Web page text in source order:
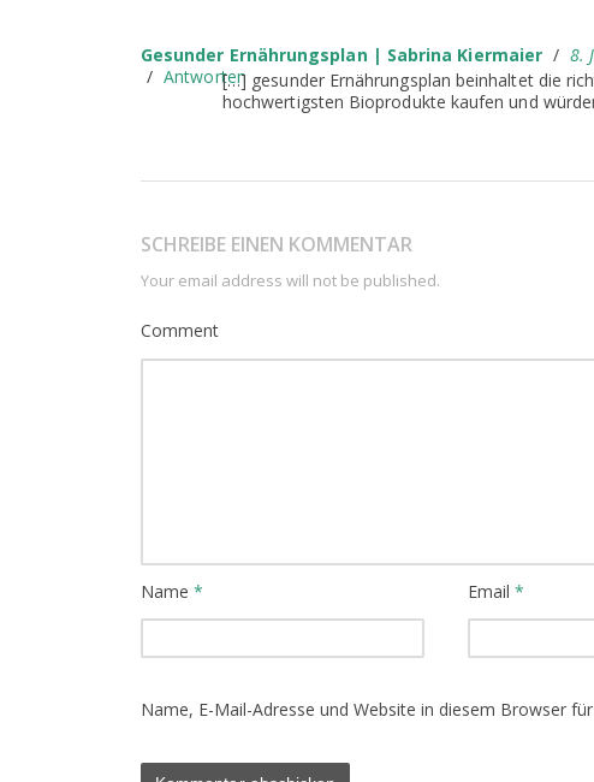
Gesunder Ernährungsplan | Sabrina Kiermaier / 8.
/ Antworten[…] gesunder Ernährungsplan beinhaltet die
hochwertigsten Bioprodukte kaufen und
SCHREIBE EINEN KOMMENTAR
Your email address will not be published.
Comment
Name* Email*
Name, E-Mail-Adresse und Website in diesem Browser